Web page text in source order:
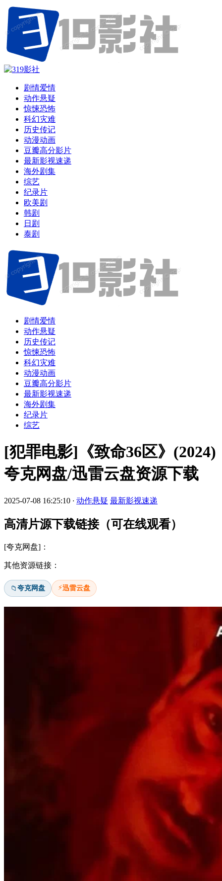
剧情爱情
动作悬疑
惊悚恐怖
科幻灾难
历史传记
动漫动画
豆瓣高分影片
最新影视速递
海外剧集
综艺
纪录片
欧美剧
韩剧
日剧
泰剧
剧情爱情
动作悬疑
历史传记
惊悚恐怖
科幻灾难
动漫动画
豆瓣高分影片
最新影视速递
海外剧集
纪录片
综艺
[犯罪电影]《致命36区》(2024)
夸克网盘/迅雷云盘资源下载
2025-07-08 16:25:10 · 动作悬疑 最新影视速递
高清片源下载链接（可在线观看）
[夸克网盘]：
其他资源链接：
📁夸克网盘 ⚡迅雷云盘